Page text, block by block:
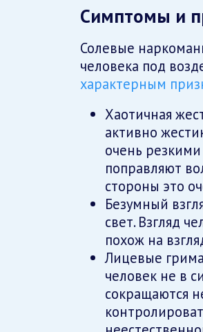
Симптомы и
Солевые
человека под
характерным
Хаотичная
активно
очень
поправляют
стороны это
Безумный
свет. Взгляд
похож на
Лицевые
человек не в
сокращаются